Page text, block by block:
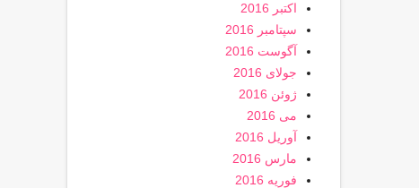
اکتبر 2016
سپتامبر 2016
آگوست 2016
جولای 2016
ژوئن 2016
می 2016
آوریل 2016
مارس 2016
فوریه 2016